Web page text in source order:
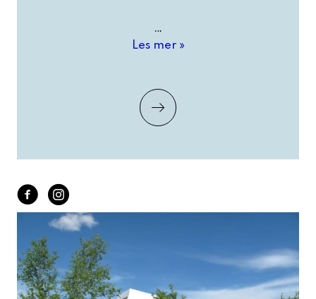
…
Besøk
Les mer »
facebookInstagram